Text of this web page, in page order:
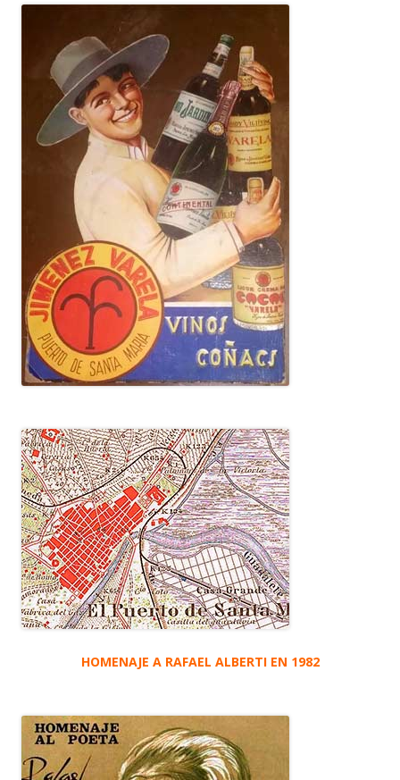
HOMENAJE A RAFAEL ALBERTI EN 1982